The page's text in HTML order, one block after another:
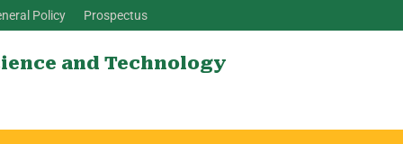
Policy Prospectus
and Technology